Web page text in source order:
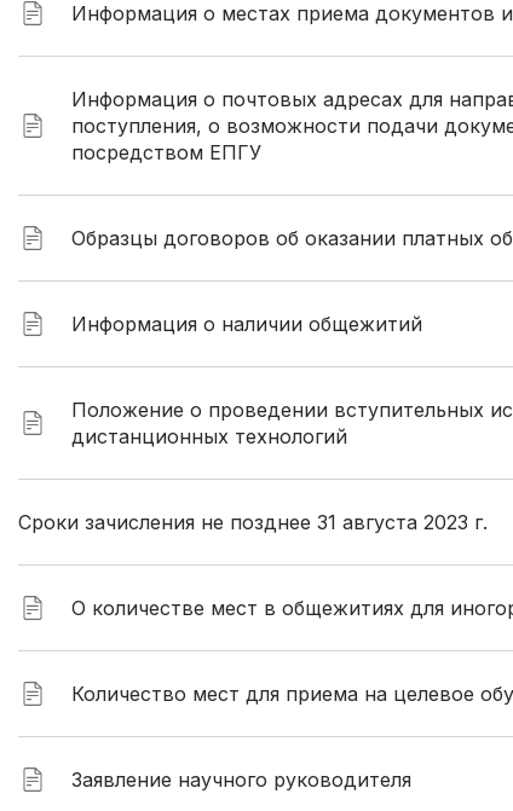
Информация о местах приема документов
Информация о почтовых адресах для
поступления, о возможности подачи
посредством ЕПГУ
Образцы договоров об оказании платных
Информация о наличии общежитий
Положение о проведении вступительных
дистанционных технологий
Сроки зачисления не позднее 31 августа 2023 г.
О количестве мест в общежитиях для
Количество мест для приема на целевое
Заявление научного руководителя